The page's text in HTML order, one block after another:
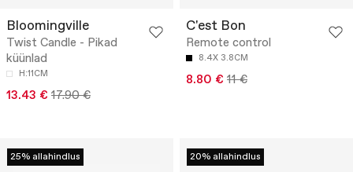
Bloomingville
Twist Candle - Pikad
küünlad
H:11CM
13.43 € 17.90 €
C'est Bon
Remote control
8.4X 3.8CM
8.80 € 11 €
25% allahindlus 20% allahindlus